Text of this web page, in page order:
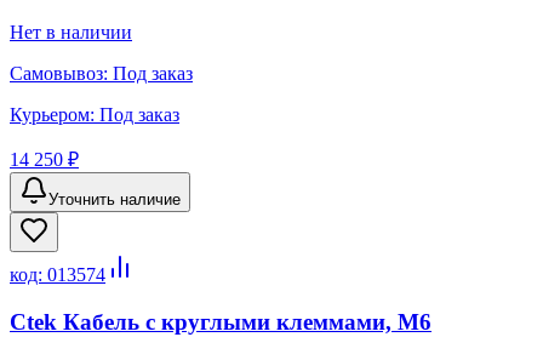
Нет в наличии
Самовывоз: Под заказ
Курьером: Под заказ
14 250 ₽
Уточнить наличие
код: 013574
Ctek Кабель с круглыми клеммами, М6